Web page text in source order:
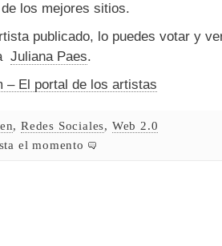
los mejores sitios.
publicado, lo puedes votar y
Juliana Paes.
– El portal de los artistas
,Redes Sociales, Web 2.0
el momento